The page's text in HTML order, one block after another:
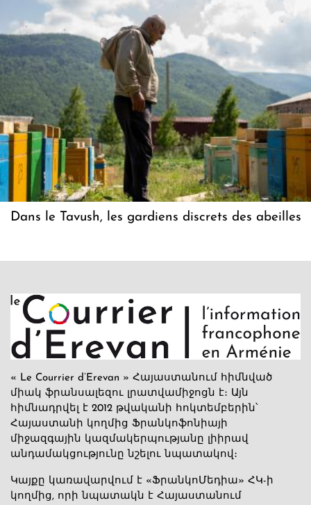
Dans le Tavush, les gardiens discrets des abeilles
« Le Courrier d’Erevan » Հայաստանում հիմնված
միակ ֆրանսալեզու լրատվամիջոցն է։ Այն
հիմնադրվել է 2012 թվականի հոկտեմբերին՝
Հայաստանի կողմից Ֆրանկոֆոնիայի
միջազգային կազմակերպությանը լիիրավ
անդամակցությունը նշելու նպատակով։
Կայքը կառավարվում է «ՖրանկոՄեդիա» ՀԿ-ի
կողմից, որի նպատակն է Հայաստանում